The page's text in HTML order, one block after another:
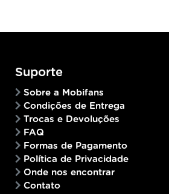
Suporte
Sobre a Mobifans
Condições de Entrega
Trocas e Devoluções
FAQ
Formas de Pagamento
Política de Privacidade
Onde nos encontrar
Contato